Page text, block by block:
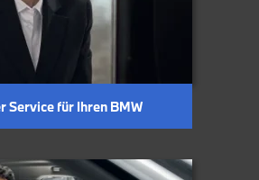
Service für Ihren BMW